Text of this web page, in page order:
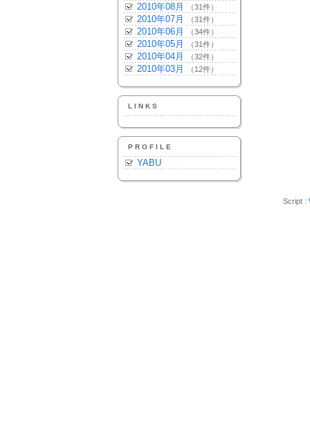
2010年08月 （31件）
2010年07月 （31件）
2010年06月 （34件）
2010年05月 （31件）
2010年04月 （32件）
2010年03月 （12件）
LINKS
PROFILE
YABU
Script :